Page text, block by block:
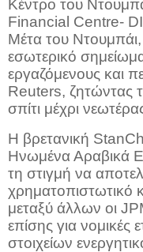
Κέντρο του
Financial Centre-
Μέτα του
εσωτερικό
εργαζόμενους και
Reuters, ζητώντας
σπίτι μέχρι
Η βρετανική
Ηνωμένα Αραβικά
τη στιγμή να
χρηματοπιστωτικό
μεταξύ άλλων οι
επίσης για νομικές
στοιχείων